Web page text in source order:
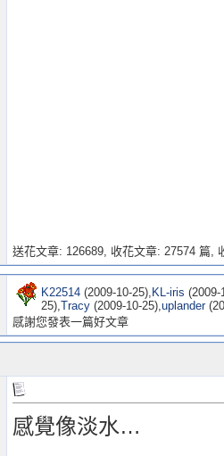
送花文章: 126689, 收花文章: 27574 篇,
K22514(2009-10-25), KL-iris (2009-
25),Tracy(2009-10-25),uplander
感謝您發表一篇好文章
感覺像淡水…